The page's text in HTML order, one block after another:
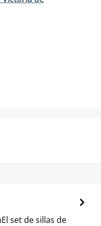
disponible en este
set de sillas de